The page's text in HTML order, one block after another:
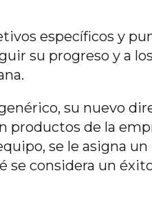
específicos y
su progreso y a
su nuevo
productos de la
se le asigna
considera un